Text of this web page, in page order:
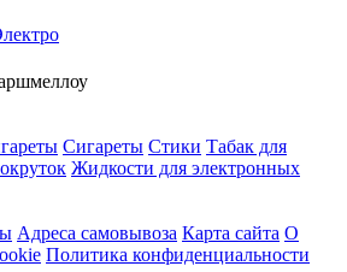
Сигареты Стики Табак для
Жидкости для электронных
Адреса самовывоза Карта сайта О
Политика конфиденциальности